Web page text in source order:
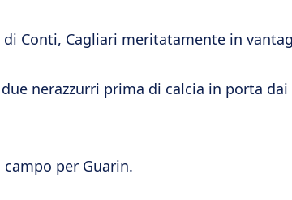
Conti, Cagliari meritatamente in
nerazzurri prima di calcia in porta
per Guarin.